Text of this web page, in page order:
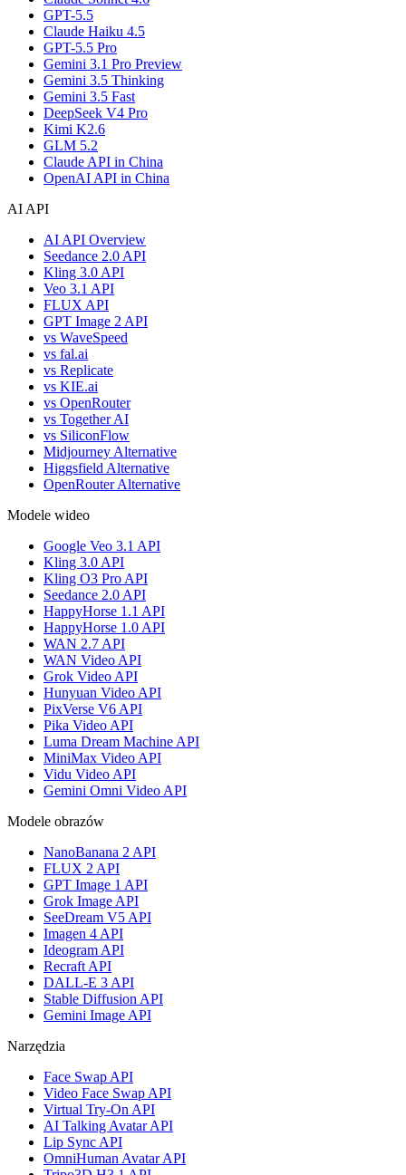
GPT-5.5
Claude Haiku 4.5
GPT-5.5 Pro
Gemini 3.1 Pro Preview
Gemini 3.5 Thinking
Gemini 3.5 Fast
DeepSeek V4 Pro
Kimi K2.6
GLM 5.2
Claude API in China
OpenAI API in China
AI API
AI API Overview
Seedance 2.0 API
Kling 3.0 API
Veo 3.1 API
FLUX API
GPT Image 2 API
vs WaveSpeed
vs fal.ai
vs Replicate
vs KIE.ai
vs OpenRouter
vs Together AI
vs SiliconFlow
Midjourney Alternative
Higgsfield Alternative
OpenRouter Alternative
Modele wideo
Google Veo 3.1 API
Kling 3.0 API
Kling O3 Pro API
Seedance 2.0 API
HappyHorse 1.1 API
HappyHorse 1.0 API
WAN 2.7 API
WAN Video API
Grok Video API
Hunyuan Video API
PixVerse V6 API
Pika Video API
Luma Dream Machine API
MiniMax Video API
Vidu Video API
Gemini Omni Video API
Modele obrazów
NanoBanana 2 API
FLUX 2 API
GPT Image 1 API
Grok Image API
SeeDream V5 API
Imagen 4 API
Ideogram API
Recraft API
DALL-E 3 API
Stable Diffusion API
Gemini Image API
Narzędzia
Face Swap API
Video Face Swap API
Virtual Try-On API
AI Talking Avatar API
Lip Sync API
OmniHuman Avatar API